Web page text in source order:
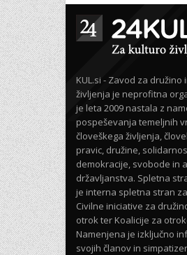
KUL.si - Zavod za družino
življenja je neprofitna
je leta 2009 nastala z
pospeševanja temeljnih
človeškega življenja,
pravic, družine,
demokracije, svobode in
državljanstva. Spletna
je interna spletna stran
Civilne iniciative za
otrok ter Koalicije za
Namenjena je izključno
svojih članov in